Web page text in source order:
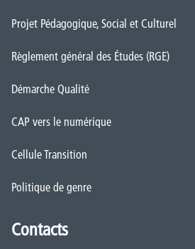
Projet Pédagogique, Social et Culturel
Règlement général des Études (RGE)
Démarche Qualité
CAP vers le numérique
Cellule Transition
Politique de genre
Contacts